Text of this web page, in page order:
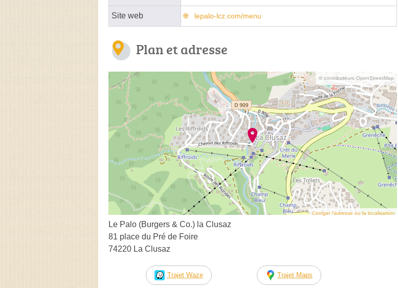
Site web lepalo-lcz.com/menu
Plan et adresse
© contributeurs OpenStreetMap
Corriger l’adresse ou la localisation
Le Palo (Burgers & Co.) la Clusaz
81 place du Pré de Foire
74220 La Clusaz
Trajet Waze Trajet Maps